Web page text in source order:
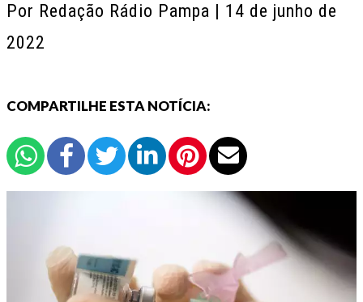
Por Redação Rádio Pampa | 14 de junho de
2022
COMPARTILHE ESTA NOTÍCIA: